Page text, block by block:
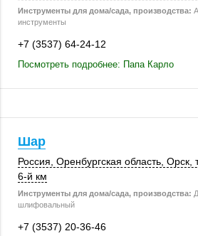
Инструменты для дома/сада, производства:
инструменты
+7 (3537) 64-24-12
Посмотреть подробнее: Папа Карло
Шар
Россия , Оренбургская область, Орск
6-й км
Инструменты для дома/сада, производства:
шлифовальный
+7 (3537) 20-36-46